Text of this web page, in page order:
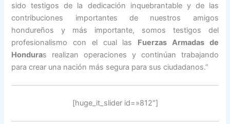
sido testigos de la dedicación inquebrantable y de las
contribuciones importantes de nuestros amigos
hondureños y más importante, somos testigos del
profesionalismo con el cual las Fuerzas Armadas de
Honduras realizan operaciones y continúan trabajando
para crear una nación más segura para sus ciudadanos.”
[huge_it_slider id=»812″]